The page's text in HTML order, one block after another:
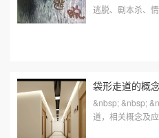
逃脱、剧本杀、
袋形走道的概
&nbsp; &nbsp;
道，相关概念及